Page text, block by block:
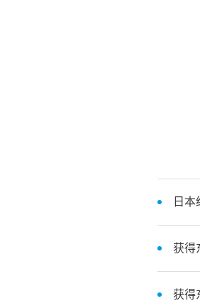
日
获得
获得